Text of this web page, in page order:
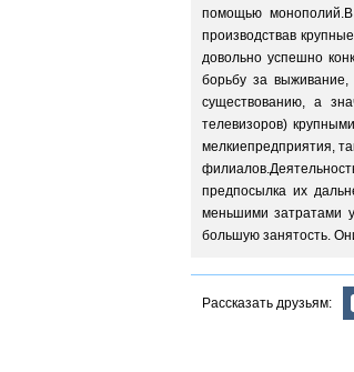
помощью
производствав
довольно успешно
борьбу за выживание,
существованию, а
телевизоров)
мелкиепредприятия,
предпосылка их
меньшими затратами
большую занятость.
Рассказать друзьям: